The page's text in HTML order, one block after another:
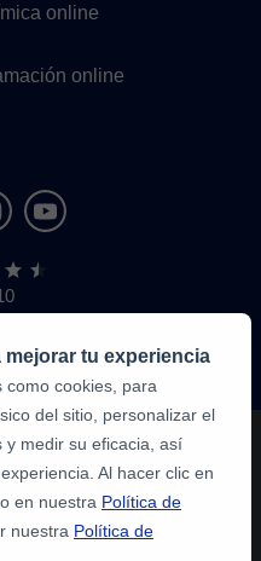
online
online
de
mejorar tu experiencia
como cookies, para
del sitio, personalizar el
y medir su eficacia, así
Al hacer clic en
en nuestra Política de
nuestra Política de